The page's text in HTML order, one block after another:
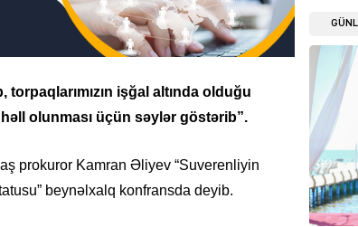
işğal altında olduğu
olunması üçün səylər göstərib”.
prokuror Kamran Əliyev “Suverenliyin
beynəlxalq konfransda deyib.
DÜNYA
DÜNYA